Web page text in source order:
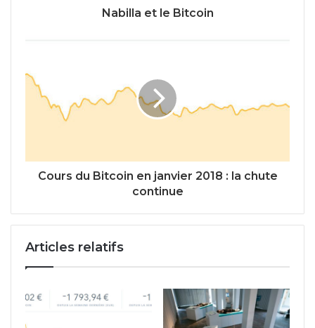
Nabilla et le Bitcoin
Cours du Bitcoin en janvier 2018 : la chute
continue
Articles relatifs